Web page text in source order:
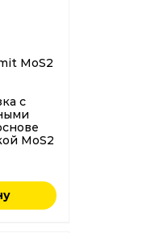
MоS2
с
MoS2